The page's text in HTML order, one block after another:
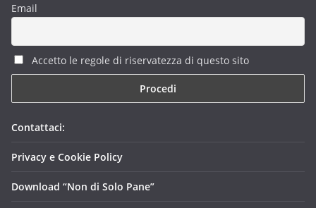
Email
Accetto le regole di riservatezza di questo sito
Contattaci:
Privacy e Cookie Policy
Download “Non di Solo Pane”